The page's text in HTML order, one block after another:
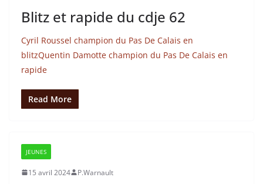
Blitz et rapide du cdje 62
Cyril Roussel champion du Pas De Calais en
blitzQuentin Damotte champion du Pas De Calais en
rapide
Read More
JEUNES
15 avril 2024 P.Warnault